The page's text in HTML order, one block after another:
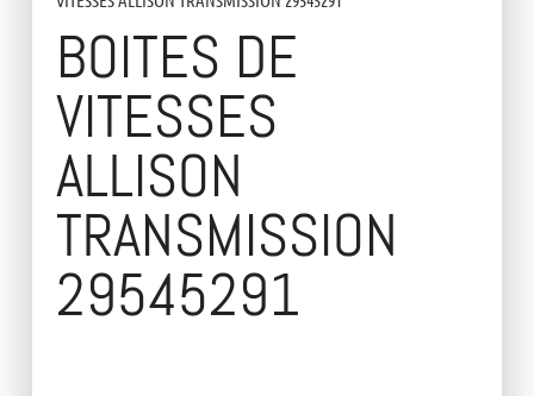
BOITES DE
VITESSES
ALLISON
TRANSMISSION
29545291